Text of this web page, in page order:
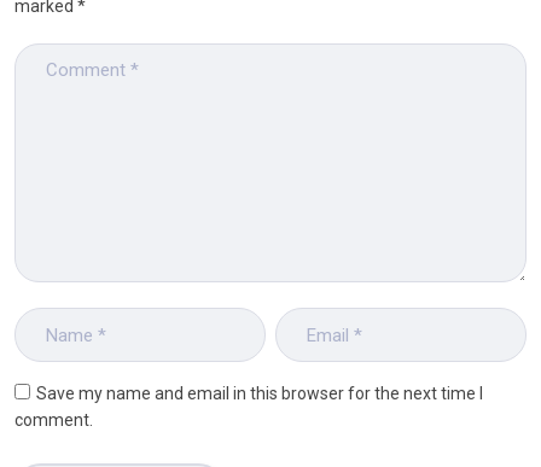
marked *
Save my name and email in this browser for the next time I
comment.